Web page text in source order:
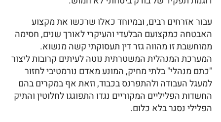
עבור אזרחים רבים, ובמיוחד כאלו שרכשו את מקצוע
האבטחה כמקצועם הבלעדי והעיקרי לאורך שנים, חסימה
ממוחשבת זו מהווה גזר דין תעסוקתי קשה מנשוא.
המערכת המנהלית המשטרתית נוטה לעיתים קרובות ליצור
"כתם מנהלי" בלתי מחיק, המונע מאדם נורמטיבי לחזור
למעגל העבודה ולהתפרנס בכבוד, וזאת אף במקרים בהם
החשדות הפליליים המקוריים נגדו התפוגגו לחלוטין והתיק
הפלילי נסגר בלא כלום.